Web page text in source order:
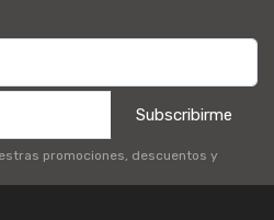
Subscribirme
promociones, descuentos y